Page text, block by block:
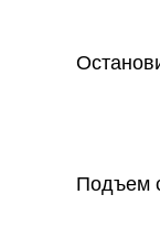
Подъем